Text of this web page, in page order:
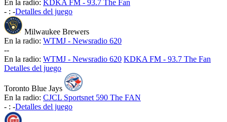
En la radio: KDKA FM - 93.7 The Fan
- : -Detalles del juego
Milwaukee Brewers
En la radio: WTMJ - Newsradio 620
--
En la radio: WTMJ - Newsradio 620 KDKA FM - 93.7 The Fan
Detalles del juego
Toronto Blue Jays
En la radio: CJCL Sportsnet 590 The FAN
- : -Detalles del juego